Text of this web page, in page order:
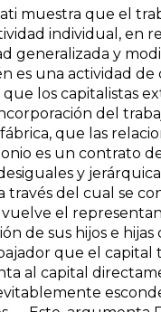
muestra que el
individual, en
generalizada y
es una actividad
que los capitalistas
del
que las
es un contrato
y
través del cual se
vuelve el
de sus hijos e
que el capital
al capital